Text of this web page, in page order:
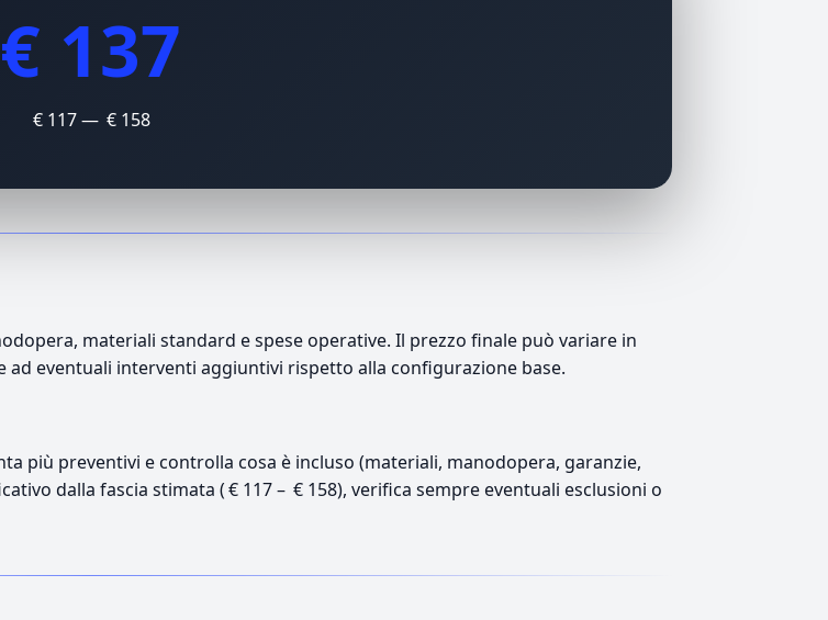
€ 137
€ 117 — € 158
materiali standard e spese operative. Il prezzo finale può variare in
eventuali interventi aggiuntivi rispetto alla configurazione base.
più preventivi e controlla cosa è incluso (materiali, manodopera, garanzie,
dalla fascia stimata ( € 117 – € 158), verifica sempre eventuali esclusioni o